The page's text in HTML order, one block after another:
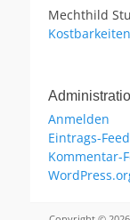
Mechthild
Anmelden
Eintrags-Feed
Kommentar-